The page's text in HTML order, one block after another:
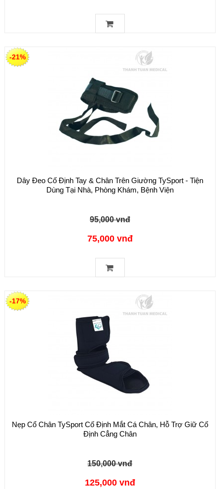
Dây Đeo Cố Định Tay & Chân Trên Giường TySport - Tiện
Dùng Tại Nhà, Phòng Khám, Bệnh Viện
95,000 vnđ
75,000 vnđ
-21%
Nẹp Cổ Chân TySport Cố Định Mắt Cá Chân, Hỗ Trợ Giữ Cố
Định Cẳng Chân
150,000 vnđ
125,000 vnđ
-17%